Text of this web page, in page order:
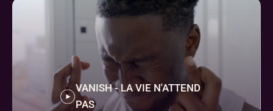
VANISH - LA VIE N'ATTEND
PAS